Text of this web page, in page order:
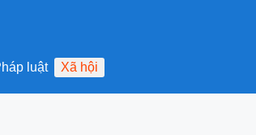
luật Xã hội